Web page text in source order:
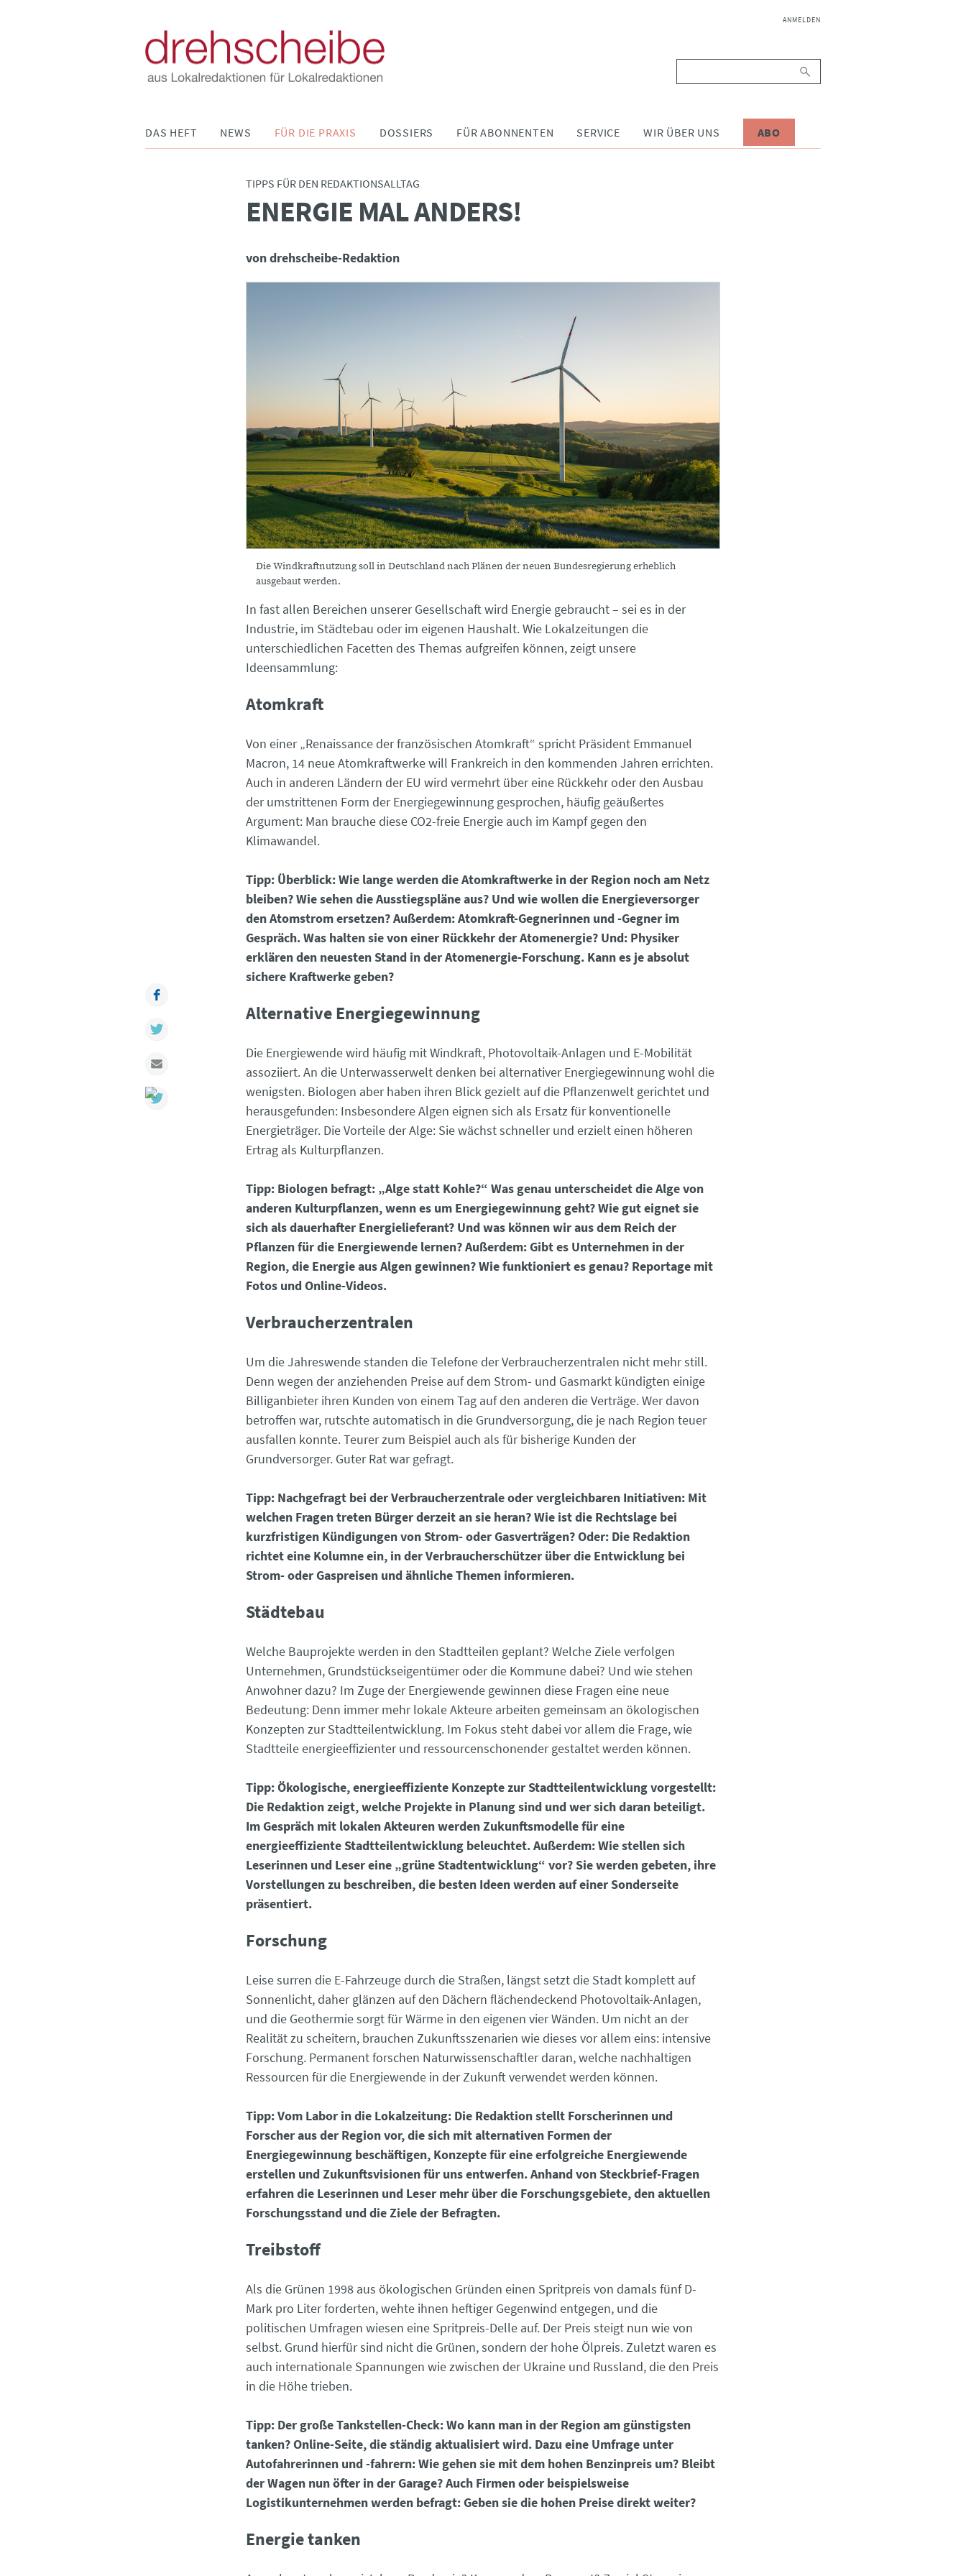
NAVIGATION
ANMELDEN
DAS HEFT NEWS FÜR DIE PRAXIS DOSSIERS FÜR ABONNENTEN SERVICE WIR ÜBER UNS ABO
TIPPS FÜR DEN REDAKTIONSALLTAG
ENERGIE MAL ANDERS!
von drehscheibe-Redaktion
Die Windkraftnutzung soll in Deutschland nach Plänen der neuen Bundesregierung erheblich
ausgebaut werden.
In fast allen Bereichen unserer Gesellschaft wird Energie gebraucht – sei es in der
Industrie, im Städtebau oder im eigenen Haushalt. Wie Lokalzeitungen die
unterschiedlichen Facetten des Themas aufgreifen können, zeigt unsere
Ideensammlung:
Atomkraft
Von einer „Renaissance der französischen Atomkraft“ spricht Präsident Emmanuel
Macron, 14 neue Atomkraftwerke will Frankreich in den kommenden Jahren errichten.
Auch in anderen Ländern der EU wird vermehrt über eine Rückkehr oder den Ausbau
der umstrittenen Form der Energiegewinnung gesprochen, häufig geäußertes
Argument: Man brauche diese CO2-freie Energie auch im Kampf gegen den
Klimawandel.
Tipp: Überblick: Wie lange werden die Atomkraftwerke in der Region noch am Netz
bleiben? Wie sehen die Ausstiegspläne aus? Und wie wollen die Energieversorger
den Atomstrom ersetzen? Außerdem: Atomkraft-Gegnerinnen und -Gegner im
Gespräch. Was halten sie von einer Rückkehr der Atomenergie? Und: Physiker
erklären den neuesten Stand in der Atomenergie-Forschung. Kann es je absolut
sichere Kraftwerke geben?
Alternative Energiegewinnung
Die Energiewende wird häufig mit Windkraft, Photovoltaik-Anlagen und E-Mobilität
assoziiert. An die Unterwasserwelt denken bei alternativer Energiegewinnung wohl die
wenigsten. Biologen aber haben ihren Blick gezielt auf die Pflanzenwelt gerichtet und
herausgefunden: Insbesondere Algen eignen sich als Ersatz für konventionelle
Energieträger. Die Vorteile der Alge: Sie wächst schneller und erzielt einen höheren
Ertrag als Kulturpflanzen.
Tipp: Biologen befragt: „Alge statt Kohle?“ Was genau unterscheidet die Alge von
anderen Kulturpflanzen, wenn es um Energiegewinnung geht? Wie gut eignet sie
sich als dauerhafter Energielieferant? Und was können wir aus dem Reich der
Pflanzen für die Energiewende lernen? Außerdem: Gibt es Unternehmen in der
Region, die Energie aus Algen gewinnen? Wie funktioniert es genau? Reportage mit
Fotos und Online-Videos.
Verbraucherzentralen
Um die Jahreswende standen die Telefone der Verbraucherzentralen nicht mehr still.
Denn wegen der anziehenden Preise auf dem Strom- und Gasmarkt kündigten einige
Billiganbieter ihren Kunden von einem Tag auf den anderen die Verträge. Wer davon
betroffen war, rutschte automatisch in die Grundversorgung, die je nach Region teuer
ausfallen konnte. Teurer zum Beispiel auch als für bisherige Kunden der
Grundversorger. Guter Rat war gefragt.
Tipp: Nachgefragt bei der Verbraucherzentrale oder vergleichbaren Initiativen: Mit
welchen Fragen treten Bürger derzeit an sie heran? Wie ist die Rechtslage bei
kurzfristigen Kündigungen von Strom- oder Gasverträgen? Oder: Die Redaktion
richtet eine Kolumne ein, in der Verbraucherschützer über die Entwicklung bei
Strom- oder Gaspreisen und ähnliche Themen informieren.
Städtebau
Welche Bauprojekte werden in den Stadtteilen geplant? Welche Ziele verfolgen
Unternehmen, Grundstückseigentümer oder die Kommune dabei? Und wie stehen
Anwohner dazu? Im Zuge der Energiewende gewinnen diese Fragen eine neue
Bedeutung: Denn immer mehr lokale Akteure arbeiten gemeinsam an ökologischen
Konzepten zur Stadtteilentwicklung. Im Fokus steht dabei vor allem die Frage, wie
Stadtteile energieeffizienter und ressourcenschonender gestaltet werden können.
Tipp: Ökologische, energieeffiziente Konzepte zur Stadtteilentwicklung vorgestellt:
Die Redaktion zeigt, welche Projekte in Planung sind und wer sich daran beteiligt.
Im Gespräch mit lokalen Akteuren werden Zukunftsmodelle für eine
energieeffiziente Stadtteilentwicklung beleuchtet. Außerdem: Wie stellen sich
Leserinnen und Leser eine „grüne Stadtentwicklung“ vor? Sie werden gebeten, ihre
Vorstellungen zu beschreiben, die besten Ideen werden auf einer Sonderseite
präsentiert.
Forschung
Leise surren die E-Fahrzeuge durch die Straßen, längst setzt die Stadt komplett auf
Sonnenlicht, daher glänzen auf den Dächern flächendeckend Photovoltaik-Anlagen,
und die Geothermie sorgt für Wärme in den eigenen vier Wänden. Um nicht an der
Realität zu scheitern, brauchen Zukunftsszenarien wie dieses vor allem eins: intensive
Forschung. Permanent forschen Naturwissenschaftler daran, welche nachhaltigen
Ressourcen für die Energiewende in der Zukunft verwendet werden können.
Tipp: Vom Labor in die Lokalzeitung: Die Redaktion stellt Forscherinnen und
Forscher aus der Region vor, die sich mit alternativen Formen der
Energiegewinnung beschäftigen, Konzepte für eine erfolgreiche Energiewende
erstellen und Zukunftsvisionen für uns entwerfen. Anhand von Steckbrief-Fragen
erfahren die Leserinnen und Leser mehr über die Forschungsgebiete, den aktuellen
Forschungsstand und die Ziele der Befragten.
Treibstoff
Als die Grünen 1998 aus ökologischen Gründen einen Spritpreis von damals fünf D-
Mark pro Liter forderten, wehte ihnen heftiger Gegenwind entgegen, und die
politischen Umfragen wiesen eine Spritpreis-Delle auf. Der Preis steigt nun wie von
selbst. Grund hierfür sind nicht die Grünen, sondern der hohe Ölpreis. Zuletzt waren es
auch internationale Spannungen wie zwischen der Ukraine und Russland, die den Preis
in die Höhe trieben.
Tipp: Der große Tankstellen-Check: Wo kann man in der Region am günstigsten
tanken? Online-Seite, die ständig aktualisiert wird. Dazu eine Umfrage unter
Autofahrerinnen und -fahrern: Wie gehen sie mit dem hohen Benzinpreis um? Bleibt
der Wagen nun öfter in der Garage? Auch Firmen oder beispielsweise
Logistikunternehmen werden befragt: Geben sie die hohen Preise direkt weiter?
Energie tanken